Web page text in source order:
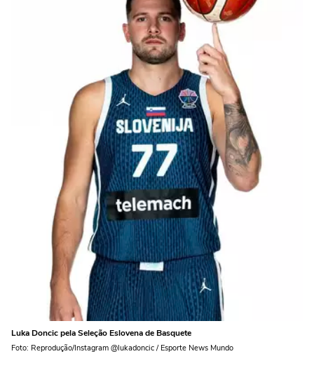
Luka Doncic pela Seleção Eslovena de Basquete
Foto: Reprodução/Instagram @lukadoncic / Esporte News Mundo